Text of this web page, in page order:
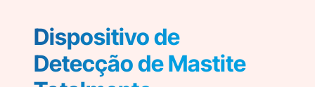
Dispositivo de
Detecção de Mastite